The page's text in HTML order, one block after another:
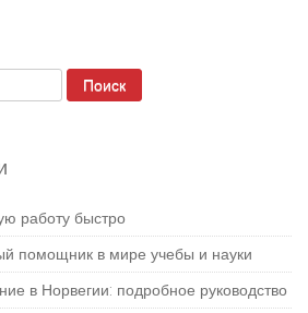
работу быстро
помощник в мире учебы и науки
в Норвегии: подробное руководство